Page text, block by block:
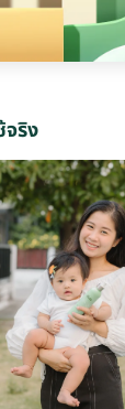
จริง